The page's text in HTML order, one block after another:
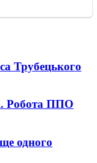
Трубецького
Робота ППО
одного